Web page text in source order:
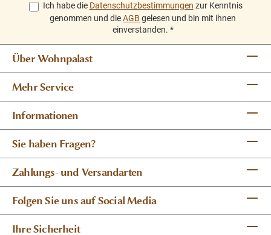
Ich habe die Datenschutzbestimmungen zur Kenntnis
genommen und dieAGB gelesen und bin mit ihnen
einverstanden. *
Über Wohnpalast
Mehr Service
Informationen
Sie haben Fragen?
Zahlungs- und Versandarten
Folgen Sie uns auf Social Media
Ihre Sicherheit